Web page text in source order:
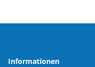
Informationen